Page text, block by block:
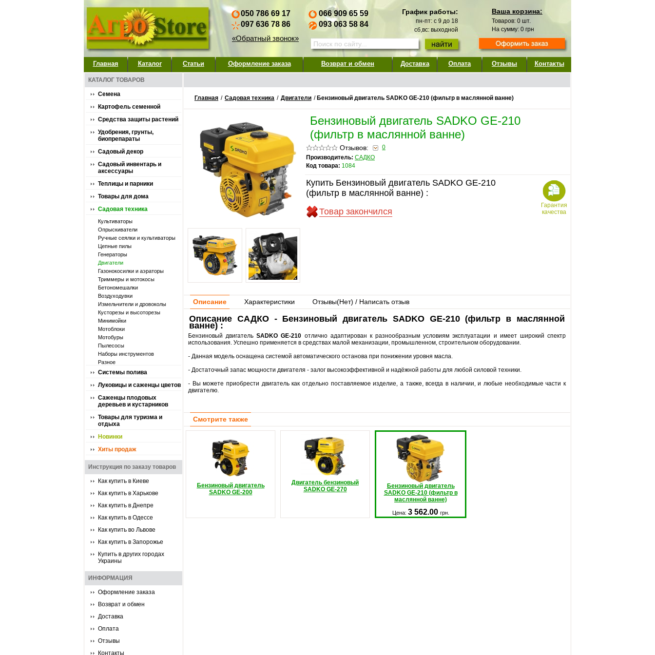
050 786 69 17
097 636 78 86
«Обратный звонок»
066 909 65 59
093 063 58 84
График работы:
пн-пт: с 9 до 18
сб,вс: выходной
Ваша корзина:
Товаров: 0 шт.
На сумму: 0 грн
Главная Каталог Статьи Оформление заказа Возврат и обмен Доставка Оплата Отзывы Контакты
КАТАЛОГ ТОВАРОВ
Семена
Картофель семенной
Средства защиты растений
Удобрения, грунты,
биопрепараты
Садовый декор
Садовый инвентарь и
аксессуары
Теплицы и парники
Товары для дома
Садовая техника
Культиваторы
Опрыскиватели
Ручные сеялки и культиваторы
Цепные пилы
Генераторы
Двигатели
Газонокосилки и аэраторы
Триммеры и мотокосы
Бетономешалки
Воздуходувки
Измельчители и дровоколы
Кусторезы и высоторезы
Минимойки
Мотоблоки
Мотобуры
Пылесосы
Наборы инструментов
Разное
Системы полива
Луковицы и саженцы цветов
Саженцы плодовых
деревьев и кустарников
Товары для туризма и
отдыха
Новинки
Хиты продаж
Инструкция по заказу товаров
Как купить в Киеве
Как купить в Харькове
Как купить в Днепре
Как купить в Одессе
Как купить во Львове
Как купить в Запорожье
Купить в других городах
Украины
ИНФОРМАЦИЯ
Оформление заказа
Возврат и обмен
Доставка
Оплата
Отзывы
Контакты
Главная / Садовая техника / Двигатели / Бензиновый двигатель SADKO GE-210 (фильтр в маслянной ванне)
Бензиновый двигатель SADKO GE-210
(фильтр в маслянной ванне)
Отзывов:
0
Производитель: САДКО
Код товара: 1084
Купить Бензиновый двигатель SADKO GE-210
(фильтр в маслянной ванне) :
Товар закончился
Гарантия
качества
Описание Характеристики Отзывы(Нет) / Написать отзыв
Описание САДКО - Бензиновый двигатель SADKO GE-210 (фильтр в маслянной
ванне) :
Бензиновый двигательSADKO GE-210 отлично адаптирован к разнообразным условиям эксплуатации и имеет широкий спектр
использования. Успешно применяется в средствах малой механизации, промышленном, строительном оборудовании.
- Данная модель оснащена системой автоматического останова при понижении уровня масла.
- Достаточный запас мощности двигателя - залог высокоэффективной и надёжной работы для любой силовой техники.
- Вы можете приобрести двигатель как отдельно поставляемое изделие, а также, всегда в наличии, и любые необходимые части к
двигателю.
Смотрите также
Бензиновый двигатель
SADKO GE-200
Двигатель бензиновый
SADKO GE-270
Бензиновый двигатель
SADKO GE-210 (фильтр в
маслянной ванне)
Цена: 3 562.00 грн.